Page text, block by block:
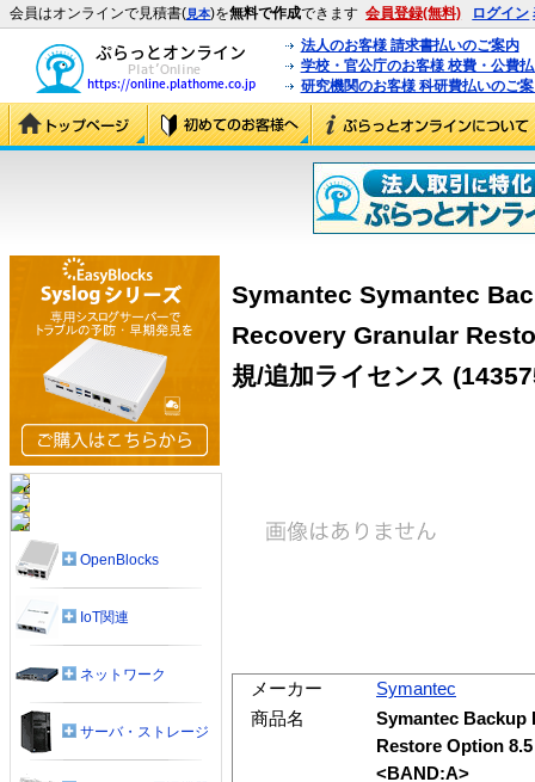
会員はオンラインで見積書(見本)を無料で作成できます 会員登録(無料) ログイン
法人のお客様 請求書払いのご案内
学校・官公庁のお客様 校費・公費
研究機関のお客様 科研費払いのご
Symantec Symantec
Recovery Granular
規/追加ライセンス
メーカー
Symantec
商品名
Symantec Backup
Restore Option
<BAND:A>
OpenBlocks
IoT関連
ネットワーク
サーバ・ストレージ